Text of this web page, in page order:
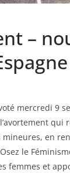
–
mercredi 9
qui
en
le
femmes et